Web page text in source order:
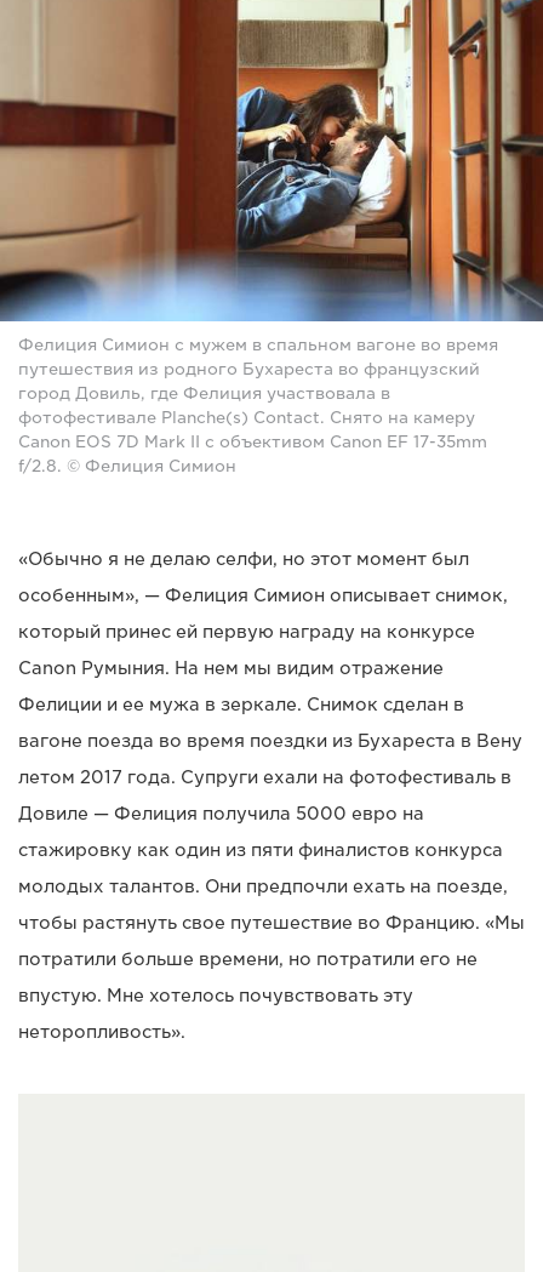
Фелиция Симион с мужем в спальном вагоне во время
путешествия из родного Бухареста во французский
город Довиль, где Фелиция участвовала в
фотофестивале Planche(s) Contact. Снято на камеру
Canon EOS 7D Mark II с объективом Canon EF 17-35mm
f/2.8. © Фелиция Симион
«Обычно я не делаю селфи, но этот момент был
особенным», — Фелиция Симион описывает снимок,
который принес ей первую награду на конкурсе
Canon Румыния. На нем мы видим отражение
Фелиции и ее мужа в зеркале. Снимок сделан в
вагоне поезда во время поездки из Бухареста в Вену
летом 2017 года. Супруги ехали на фотофестиваль в
Довиле — Фелиция получила 5000 евро на
стажировку как один из пяти финалистов конкурса
молодых талантов. Они предпочли ехать на поезде,
чтобы растянуть свое путешествие во Францию. «Мы
потратили больше времени, но потратили его не
впустую. Мне хотелось почувствовать эту
неторопливость».